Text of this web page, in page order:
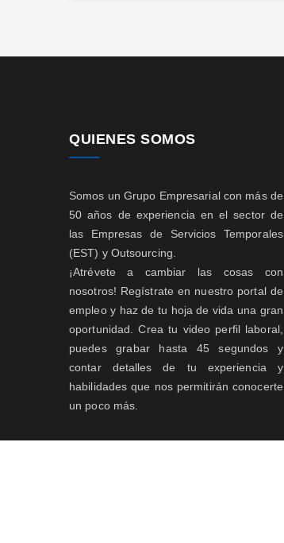
QUIENES SOMOS
Somos un Grupo Empresarial con más de
50 años de experiencia en el sector de
las Empresas de Servicios Temporales
(EST) y Outsourcing.
¡Atrévete a cambiar las cosas con
nosotros! Regístrate en nuestro portal de
empleo y haz de tu hoja de vida una gran
oportunidad. Crea tu video perfil laboral,
puedes grabar hasta 45 segundos y
contar detalles de tu experiencia y
habilidades que nos permitirán conocerte
un poco más.